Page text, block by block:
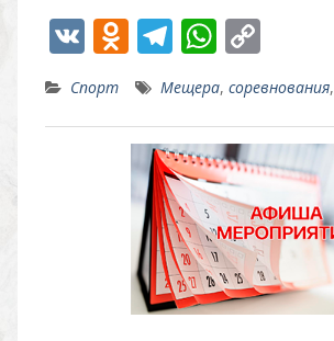
V O
d
n
o
kl
as
s
ni
ki
T
el
e
gr
a
m
W
at
s
A
p
p
C
p
y
Li
n
k
Спорт Мещера, соревнования,